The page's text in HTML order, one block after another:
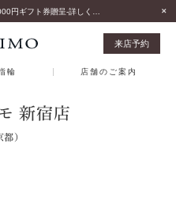
来店予約
輪 店舗のご案内
新宿店
都）